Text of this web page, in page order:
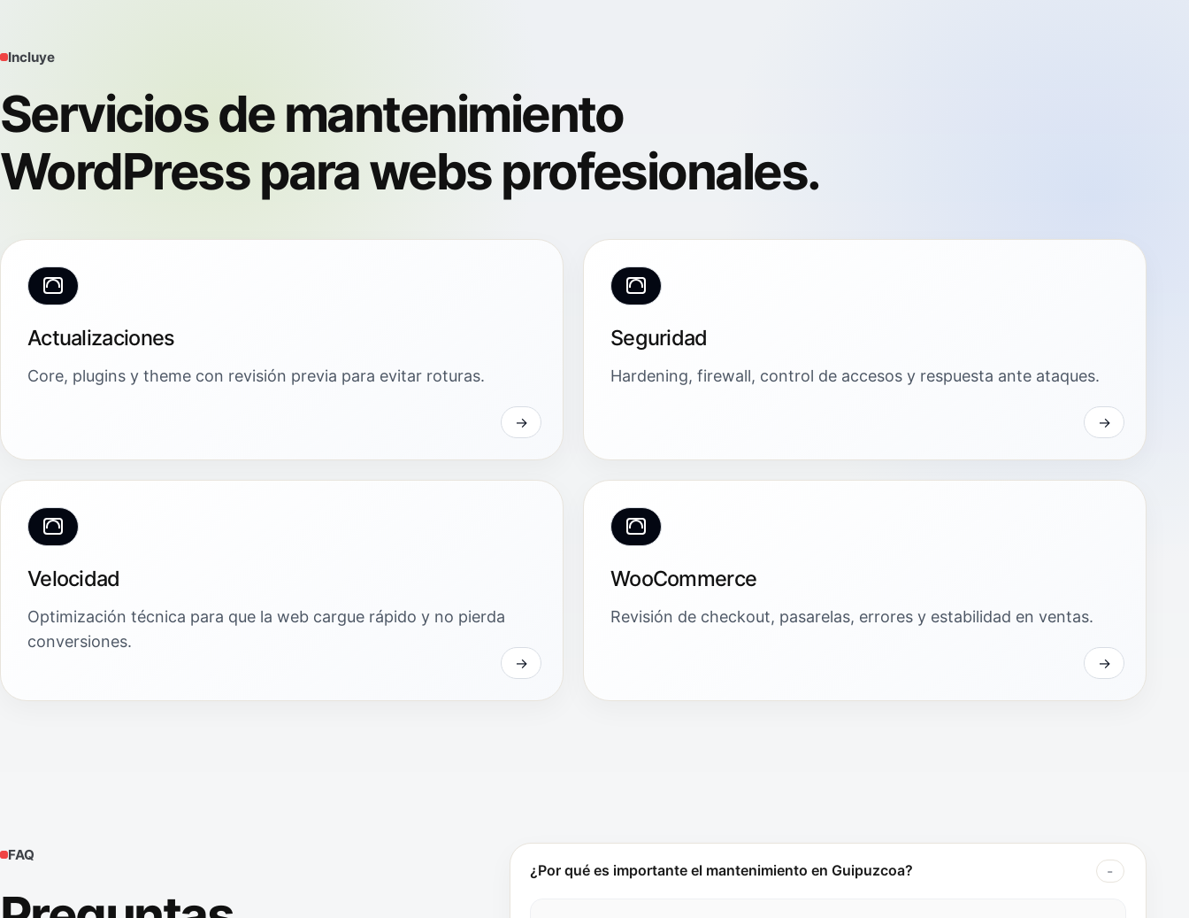
Incluye
Servicios de mantenimiento
WordPress para webs profesionales.
Actualizaciones
Core, plugins y theme con revisión previa para evitar roturas.
Seguridad
Hardening, firewall, control de accesos y respuesta ante ataques.
Velocidad
Optimización técnica para que la web cargue rápido y no pierda
conversiones.
WooCommerce
Revisión de checkout, pasarelas, errores y estabilidad en ventas.
FAQ
¿Por qué es importante el mantenimiento en Guipuzcoa?